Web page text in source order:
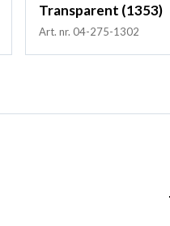
Transparent (1353)
Art. nr. 04-275-1302